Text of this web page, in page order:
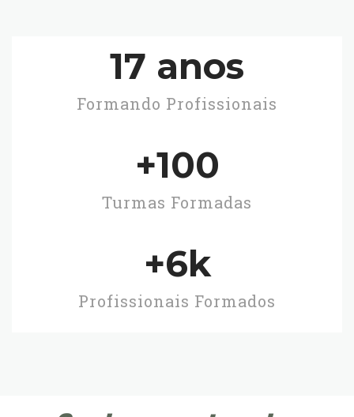
Formando Profissionais
17 anos
Turmas Formadas
+100
Profissionais Formados
+6k